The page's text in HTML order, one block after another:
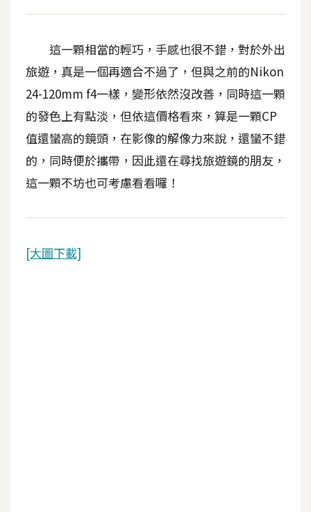
這一顆相當的輕巧，手感也很不錯，對於外出
旅遊，真是一個再適合不過了，但與之前的Nikon
24-120mm f4一樣，變形依然沒改善，同時這一顆
的發色上有點淡，但依這價格看來，算是一顆CP
值還蠻高的鏡頭，在影像的解像力來說，還蠻不錯
的，同時便於攜帶，因此還在尋找旅遊鏡的朋友，
這一顆不坊也可考慮看看囉！
[大圖下載]